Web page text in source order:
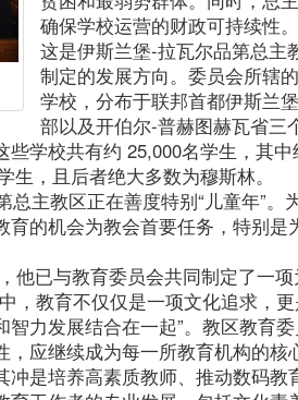
确保学校运营的财政可持续性。
这是伊斯兰堡-拉瓦尔品第总主
制定的发展方向。委员会所辖
学校，分布于联邦首都伊斯兰
部以及开伯尔-普赫图赫瓦省三
学校共有约 25,000名学生，其
，且后者绝大多数为穆斯林。
主教区正在善度特别“儿童年”。
的机会为教会首要任务，特别是
他已与教育委员会共同制定了一
，教育不仅仅是一项文化追求，
力发展结合在一起”。教区教育
应继续成为每一所教育机构的核
是培养高素质教师、推动数码教